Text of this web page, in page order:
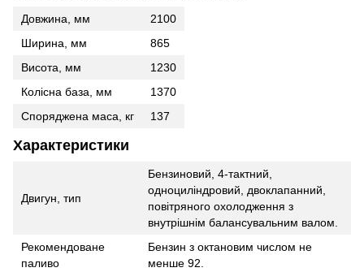
Довжина, мм
2100
Ширина, мм
865
Висота, мм
1230
Колісна база, мм
1370
Споряджена маса, кг
137
Характеристики
Двигун, тип
Бензиновий, 4-тактний,
одноциліндровий, двоклапанний,
повітряного охолодження з
внутрішнім балансувальним валом.
Рекомендоване
паливо
Бензин з октановим числом не
менше 92.